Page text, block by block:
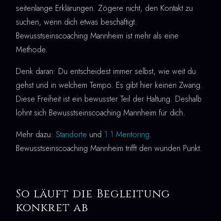
seitenlange Erklärungen. Zögere nicht, den Kontakt zu
suchen, wenn dich etwas beschäftigt.
Bewusstseinscoaching Mannheim ist mehr als eine
Methode.
Denk daran: Du entscheidest immer selbst, wie weit du
gehst und in welchem Tempo. Es gibt hier keinen Zwang.
Diese Freiheit ist ein bewusster Teil der Haltung. Deshalb
lohnt sich Bewusstseinscoaching Mannheim für dich.
Mehr dazu: Standorte und 1:1 Mentoring.
Bewusstseinscoaching Mannheim trifft den wunden Punkt.
So läuft die Begleitung
konkret ab